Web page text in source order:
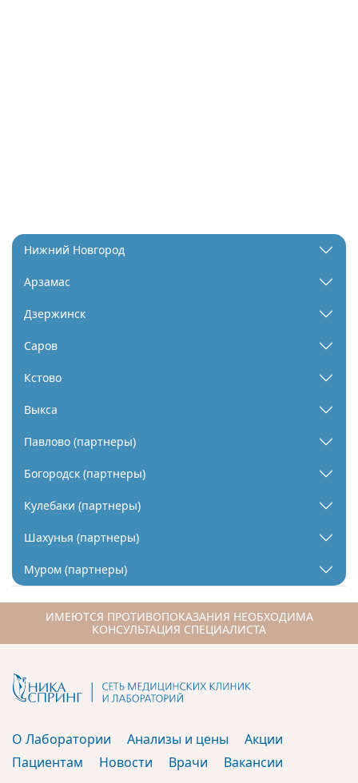
Нижний Новгород
Арзамас
Дзержинск
Саров
Кстово
Выкса
Павлово (партнеры)
Богородск (партнеры)
Кулебаки (партнеры)
Шахунья (партнеры)
Муром (партнеры)
ИМЕЮТСЯ ПРОТИВОПОКАЗАНИЯ НЕОБХОДИМА
КОНСУЛЬТАЦИЯ СПЕЦИАЛИСТА
О Лаборатории Анализы и цены
Акции
Пациентам
Новости Врачи
Вакансии